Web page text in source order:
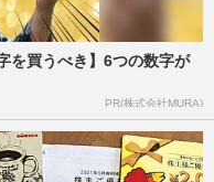
を買うべき】6つの数字が
PR(株式会社MURA)